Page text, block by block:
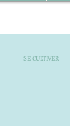
SE CULTIVER